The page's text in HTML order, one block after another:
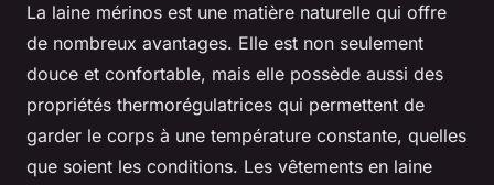
La laine mérinos est une matière naturelle qui offre
de nombreux avantages. Elle est non seulement
douce et confortable, mais elle possède aussi des
propriétés thermorégulatrices qui permettent de
garder le corps à une température constante, quelles
que soient les conditions. Les vêtements en laine